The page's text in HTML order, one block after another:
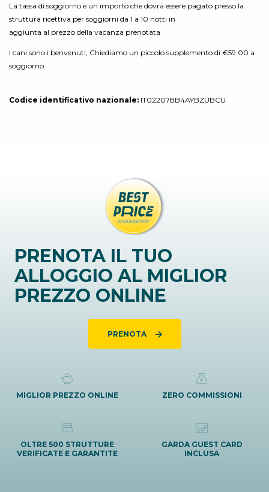
La tassa di soggiorno è un importo che dovrà essere pagato presso la
struttura ricettiva per soggiorni da 1 a 10 notti in
aggiunta al prezzo della vacanza prenotata
I cani sono i benvenuti; Chiediamo un piccolo supplemento di €59.00 a
soggiorno.
Codice identificativo nazionale: IT022078B4AYBZUBCU
PRENOTA IL TUO
ALLOGGIO AL MIGLIOR
PREZZO ONLINE
PRENOTA
MIGLIOR PREZZO ONLINE ZERO COMMISSIONI
OLTRE 500 STRUTTURE
VERIFICATE E GARANTITE
GARDA GUEST CARD
INCLUSA